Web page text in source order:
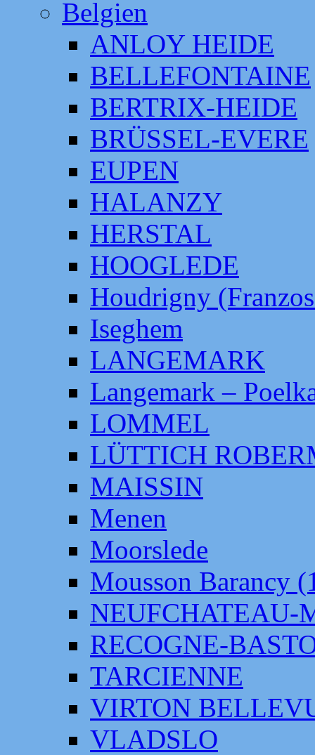
Belgien
ANLOY HEIDE
BELLEFONTAINE
BERTRIX-HEIDE
BRÜSSEL-EVERE
EUPEN
HALANZY
HERSTAL
HOOGLEDE
Houdrigny
Iseghem
LANGEMARK
Langemark –
LOMMEL
LÜTTICH
MAISSIN
Menen
Moorslede
Mousson Barancy
NEUFCHATEAU-
RECOGNE-
TARCIENNE
VIRTON
VLADSLO